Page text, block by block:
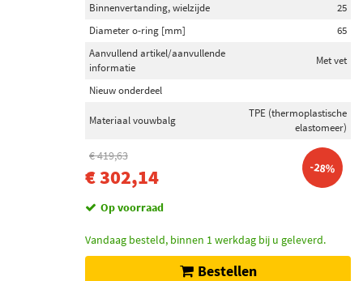
Binnenvertanding, wielzijde
25
Diameter o-ring [mm]
65
Aanvullend artikel/aanvullende
informatie
Met vet
Nieuw onderdeel
Materiaal vouwbalg
TPE (thermoplastische
elastomeer)
€ 419,63
€ 302,14 -28%
Op voorraad
Vandaag besteld, binnen 1 werkdag bij u geleverd.
Bestellen